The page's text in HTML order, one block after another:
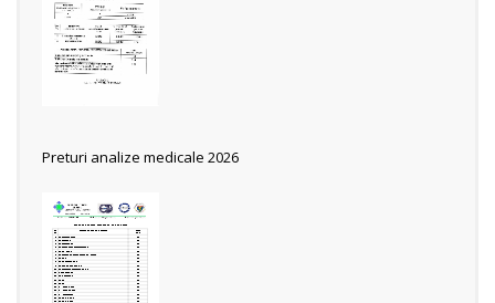
Preturi analize medicale 2026